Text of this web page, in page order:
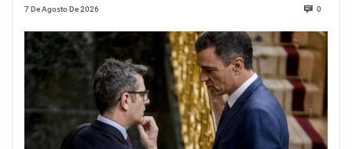
7 De Agosto De 2026 0